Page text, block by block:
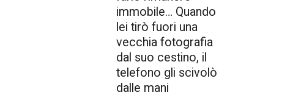
immobile… Quando
lei tirò fuori una
vecchia fotografia
dal suo cestino, il
telefono gli scivolò
dalle mani